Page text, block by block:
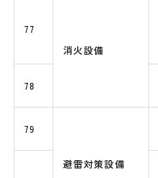
77
消火設備
78
79
避雷対策設備